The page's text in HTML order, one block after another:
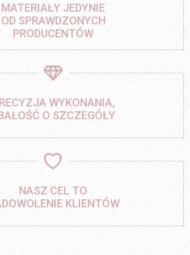
MATERIAŁY JEDYNIE
OD SPRAWDZONYCH
PRODUCENTÓW
WYKONANIA,
O SZCZEGÓŁY
NASZ CEL TO
KLIENTÓW